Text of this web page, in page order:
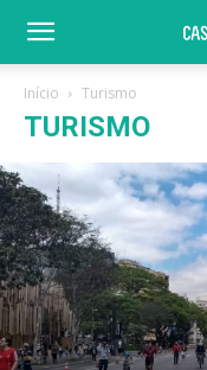
Início Turismo
TURISMO